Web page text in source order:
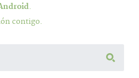
.
contigo.